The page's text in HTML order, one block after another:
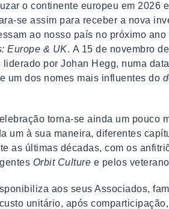
o continente europeu em 2026
se assim para receber a nova
ao nosso país no próximo ano
Europe & UK. A 15 de novembro
por Johan Hegg, numa
um dos nomes mais influentes do
torna-se ainda um pouco
um à sua maneira, diferentes
as últimas décadas, com os
Orbit Culture e pelos
aos seus Associados,
unitário, após